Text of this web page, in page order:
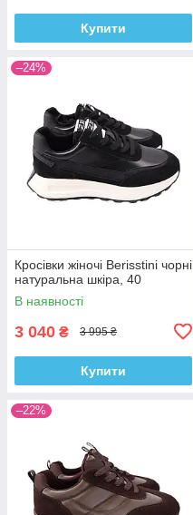
Купити
–24%
Кросівки жіночі Berisstini чорні
натуральна шкіра, 40
В наявності
3 040 ₴ 3 995 ₴
Купити
–22%